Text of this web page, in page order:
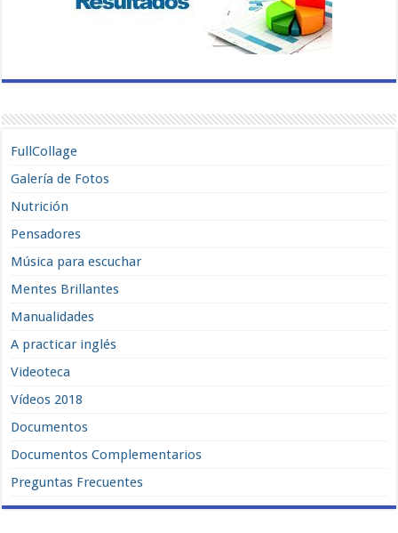
FullCollage
Galería de Fotos
Nutrición
Pensadores
Música para escuchar
Mentes Brillantes
Manualidades
A practicar inglés
Videoteca
Vídeos 2018
Documentos
Documentos Complementarios
Preguntas Frecuentes